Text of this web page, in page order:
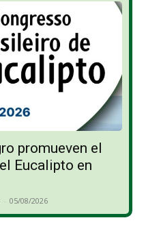
promueven el
Eucalipto en
- 05/08/2026